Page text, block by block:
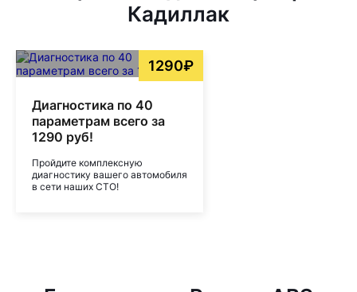
Кадиллак
1290₽
Диагностика по 40
параметрам всего за
1290 руб!
Пройдите комплексную
диагностику вашего автомобиля
в сети наших СТО!